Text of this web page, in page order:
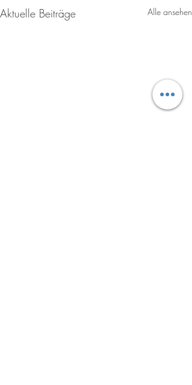
Aktuelle Beiträge Alle ansehen